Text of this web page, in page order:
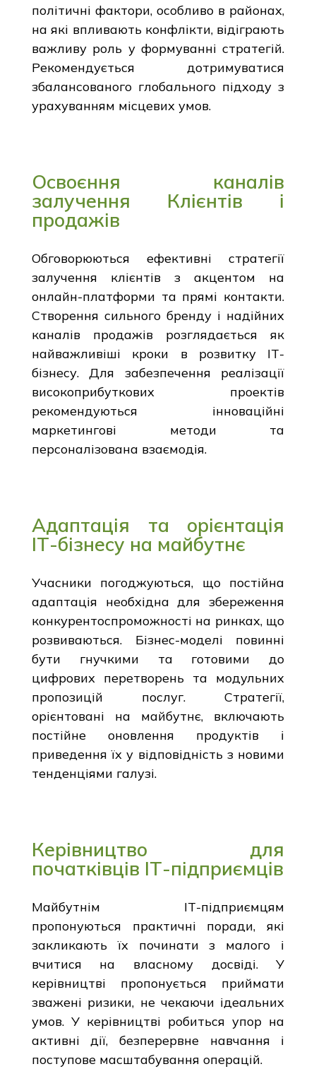
політичні фактори, особливо в районах,
на які впливають конфлікти, відіграють
важливу роль у формуванні стратегій.
Рекомендується дотримуватися
збалансованого глобального підходу з
урахуванням місцевих умов.
Освоєння каналів
залучення Клієнтів і
продажів
Обговорюються ефективні стратегії
залучення клієнтів з акцентом на
онлайн-платформи та прямі контакти.
Створення сильного бренду і надійних
каналів продажів розглядається як
найважливіші кроки в розвитку ІТ-
бізнесу. Для забезпечення реалізації
високоприбуткових проектів
рекомендуються інноваційні
маркетингові методи та
персоналізована взаємодія.
Адаптація та орієнтація
ІТ-бізнесу на майбутнє
Учасники погоджуються, що постійна
адаптація необхідна для збереження
конкурентоспроможності на ринках, що
розвиваються. Бізнес-моделі повинні
бути гнучкими та готовими до
цифрових перетворень та модульних
пропозицій послуг. Стратегії,
орієнтовані на майбутнє, включають
постійне оновлення продуктів і
приведення їх у відповідність з новими
тенденціями галузі.
Керівництво для
початківців ІТ-підприємців
Майбутнім ІТ-підприємцям
пропонуються практичні поради, які
закликають їх починати з малого і
вчитися на власному досвіді. У
керівництві пропонується приймати
зважені ризики, не чекаючи ідеальних
умов. У керівництві робиться упор на
активні дії, безперервне навчання і
поступове масштабування операцій.